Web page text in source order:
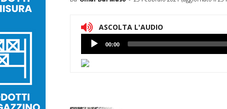
ASCOLTA L'AUDIO
Lettore
Audio
00:00